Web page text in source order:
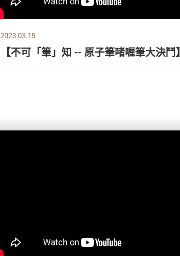
2023.03.15
【不可「筆」知 -- 原子筆啫喱筆大決鬥】